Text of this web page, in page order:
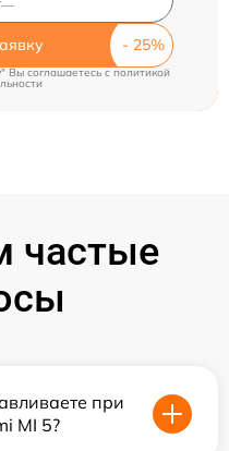
Вы соглашаетесь cполитикой
частые
при
MI 5?